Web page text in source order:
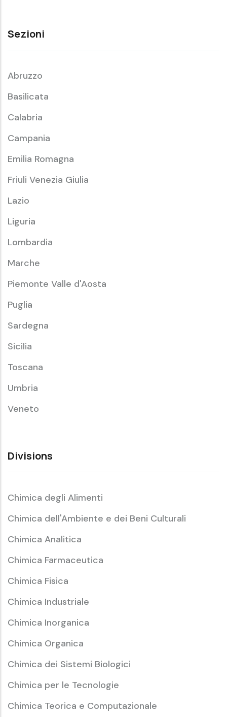
Sezioni
Abruzzo
Basilicata
Calabria
Campania
Emilia Romagna
Friuli Venezia Giulia
Lazio
Liguria
Lombardia
Marche
Piemonte Valle d'Aosta
Puglia
Sardegna
Sicilia
Toscana
Umbria
Veneto
Divisions
Chimica degli Alimenti
Chimica dell'Ambiente e dei Beni Culturali
Chimica Analitica
Chimica Farmaceutica
Chimica Fisica
Chimica Industriale
Chimica Inorganica
Chimica Organica
Chimica dei Sistemi Biologici
Chimica per le Tecnologie
Chimica Teorica e Computazionale